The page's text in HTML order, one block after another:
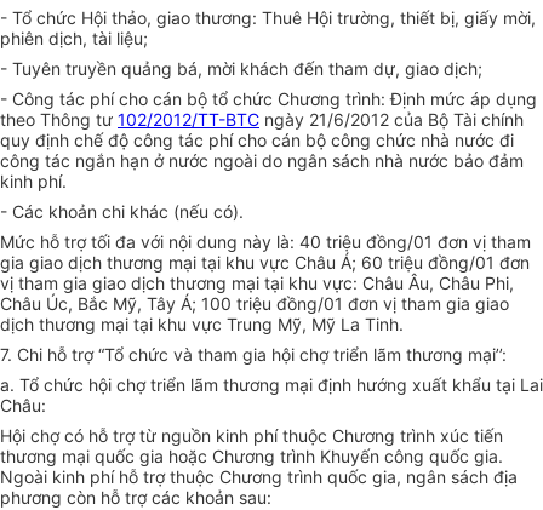
- Tổ chức Hội thảo, giao thương: Thuê Hội trường, thiết bị, giấy mời,
phiên dịch, tài liệu;
- Tuyên truyền quảng bá, mời khách đến tham dự, giao dịch;
- Công tác phí cho cán bộ tổ chức Chương trình: Định mức áp dụng
theo Thông tư 102/2012/TT-BTC ngày 21/6/2012 của Bộ Tài chính
quy định chế độ công tác phí cho cán bộ công chức nhà nước đi
công tác ngắn hạn ở nước ngoài do ngân sách nhà nước bảo đảm
kinh phí.
- Các khoản chi khác (nếu có).
Mức hỗ trợ tối đa với nội dung này là: 40 triệu đồng/01 đơn vị tham
gia giao dịch thương mại tại khu vực Châu Á; 60 triệu đồng/01 đơn
vị tham gia giao dịch thương mại tại khu vực: Châu Âu, Châu Phi,
Châu Úc, Bắc Mỹ, Tây Á; 100 triệu đồng/01 đơn vị tham gia giao
dịch thương mại tại khu vực Trung Mỹ, Mỹ La Tinh.
7. Chi hỗ trợ “Tổ chức và tham gia hội chợ triển lãm thương mại’’:
a. Tổ chức hội chợ triển lãm thương mại định hướng xuất khẩu tại Lai
Châu:
Hội chợ có hỗ trợ từ nguồn kinh phí thuộc Chương trình xúc tiến
thương mại quốc gia hoặc Chương trình Khuyến công quốc gia.
Ngoài kinh phí hỗ trợ thuộc Chương trình quốc gia, ngân sách địa
phương còn hỗ trợ các khoản sau: